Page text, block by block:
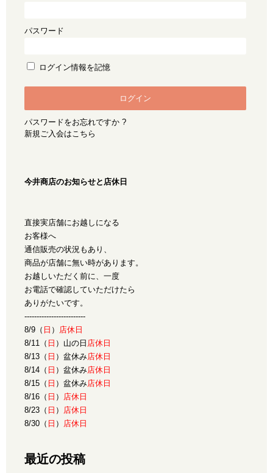
パスワード
ログイン情報を記憶
パスワードをお忘れですか ?
新規ご入会はこちら
今井商店のお知らせと店休日
直接実店舗にお越しになる
お客様へ
通信販売の状況もあり、
商品が店舗に無い時があります。
お越しいただく前に、一度
お電話で確認していただけたら
ありがたいです。
-------------------------
8/9（ 日 ）
店休日
8/11（ 日 ）山の日 店休日
8/13（ 日 ）盆休み店休日
8/14（ 日 ）盆休み店休日
8/15（ 日 ）盆休み店休日
8/16（ 日 ）
店休日
8/23（ 日 ）
店休日
8/30（ 日 ） 店休日
最近の投稿